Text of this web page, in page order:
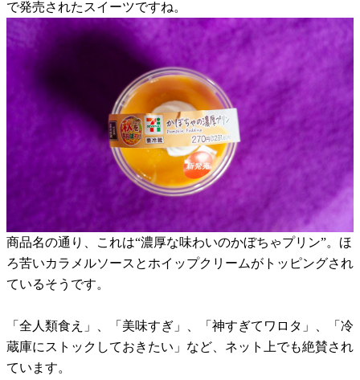
で発売されたスイーツですね。
商品名の通り、これは“濃厚な味わいのかぼちゃプリン”。ほ
ろ苦いカラメルソースとホイップクリームがトッピングされ
ているそうです。
「全人類食え」、「美味すぎ」、「神すぎてワロタ」、「冷
蔵庫にストックしておきたい」など、ネット上でも絶賛され
ています。